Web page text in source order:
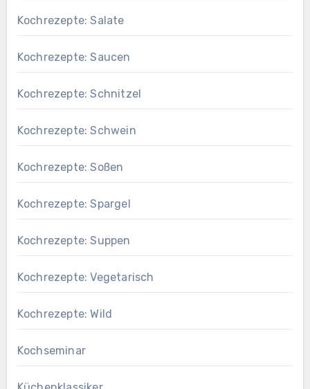
Kochrezepte: Salate
Kochrezepte: Saucen
Kochrezepte: Schnitzel
Kochrezepte: Schwein
Kochrezepte: Soßen
Kochrezepte: Spargel
Kochrezepte: Suppen
Kochrezepte: Vegetarisch
Kochrezepte: Wild
Kochseminar